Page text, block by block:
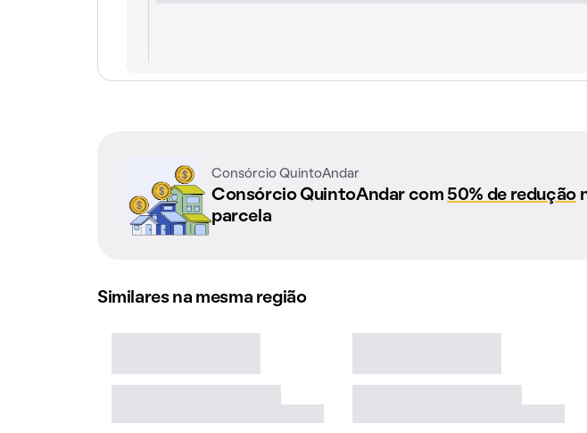
Consórcio QuintoAndar
Consórcio QuintoAndar com 50% de redução
parcela
Similares na mesma região